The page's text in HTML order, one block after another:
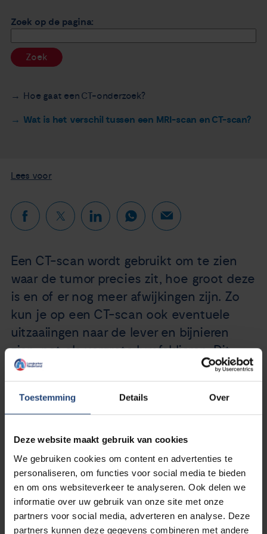
Toestemming Details Over
Deze website maakt gebruik van cookies
We gebruiken cookies om content en advertenties te
personaliseren, om functies voor social media te bieden
en om ons websiteverkeer te analyseren. Ook delen we
informatie over uw gebruik van onze site met onze
partners voor social media, adverteren en analyse. Deze
partners kunnen deze gegevens combineren met andere
Nieuws
Agenda
Zorgverleners
Zoek op de pagina:
Zoek
Hoe gaat een CT-onderzoek?
Wat is het verschil tussen een MRI-scan en CT-scan?
Lees voor
Een CT-scan wordt gebruikt om te zien
waar de tumor precies zit, hoe groot deze
is en of er nog meer afwijkingen zijn. Zo
kun je op een CT-scan ook eventuele
uitzaaiingen naar de lever en bijnieren
zien, net als vergrote lymfeklieren. Dit
onderzoek wordt gebruikt om de diagnose
longkanker te stellen, maar ook om te
bekijken hoever de ziekte is uitgebreid.
Een CT-apparaat kan een röntgenfoto maken van hele
dunne plakjes van de longen, buik of andere delen van je
lichaam. Door deze plakjes weer samen te voegen, krijgt
de arts een heel goed beeld van het betreffende orgaan
of weefsel.